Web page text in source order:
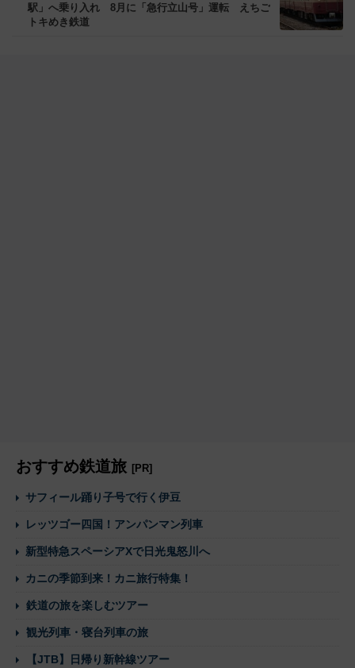
駅」へ乗り入れ 8月に「急行立山号」運転 えちご
トキめき鉄道
おすすめ鉄道旅 [PR]
サフィール踊り子号で行く伊豆
レッツゴー四国！アンパンマン列車
新型特急スペーシアXで日光鬼怒川へ
カニの季節到来！カニ旅行特集！
鉄道の旅を楽しむツアー
観光列車・寝台列車の旅
【JTB】日帰り新幹線ツアー